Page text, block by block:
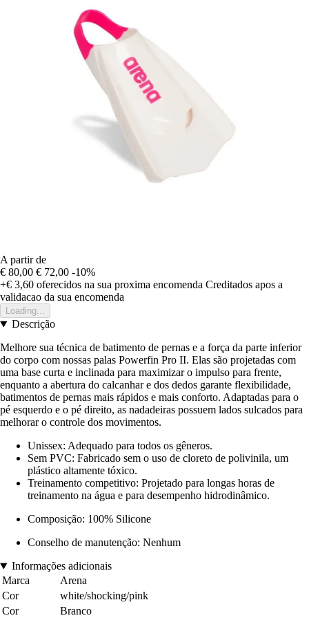
A partir de
€ 80,00 € 72,00 -10%
+€ 3,60 oferecidos na sua proxima encomenda Creditados apos a
validacao da sua encomenda
Loading...
Descrição
Melhore sua técnica de batimento de pernas e a força da parte inferior
do corpo com nossas palas Powerfin Pro II. Elas são projetadas com
uma base curta e inclinada para maximizar o impulso para frente,
enquanto a abertura do calcanhar e dos dedos garante flexibilidade,
batimentos de pernas mais rápidos e mais conforto. Adaptadas para o
pé esquerdo e o pé direito, as nadadeiras possuem lados sulcados para
melhorar o controle dos movimentos.
Unissex: Adequado para todos os gêneros.
Sem PVC: Fabricado sem o uso de cloreto de polivinila, um
plástico altamente tóxico.
Treinamento competitivo: Projetado para longas horas de
treinamento na água e para desempenho hidrodinâmico.
Composição: 100% Silicone
Conselho de manutenção: Nenhum
Informações adicionais
Marca
Arena
Cor
white/shocking/pink
Cor
Branco